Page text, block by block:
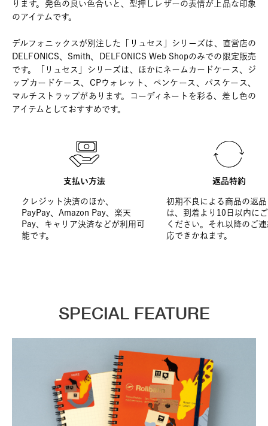
ります。発色の良い色合いと、型押しレザーの表情が上品な印象
のアイテムです。
デルフォニックスが別注した「リュセス」シリーズは、直営店の
DELFONICS、Smith、DELFONICS Web Shopのみでの限定販売
です。「リュセス」シリーズは、ほかにネームカードケース、ジ
ップカードケース、CPウォレット、ペンケース、パスケース、
マルチストラップがあります。コーディネートを彩る、差し色の
アイテムとしておすすめです。
支払い方法
クレジット決済のほか、
PayPay、Amazon Pay、楽天
Pay、キャリア決済などが利用可
能です。
返品特約
初期不良による商品の返
は、到着より10日以内に
ください。それ以降のご
応できかねます。
SPECIAL FEATURE